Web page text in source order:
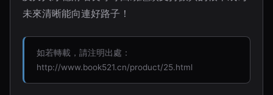
未來清晰能向連好路子！
如若轉載，請注明出處：
http://www.book521.cn/product/25.html